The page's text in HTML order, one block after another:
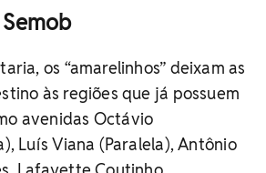
os “amarelinhos” deixam as
às regiões que já possuem
avenidas Octávio
Luís Viana (Paralela), Antônio